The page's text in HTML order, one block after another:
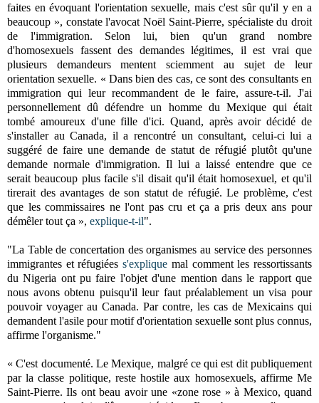
faites en évoquant l'orientation sexuelle, mais c'est sûr qu'il y en a
beaucoup », constate l'avocat Noël Saint-Pierre, spécialiste du droit
de l'immigration. Selon lui, bien qu'un grand nombre
d'homosexuels fassent des demandes légitimes, il est vrai que
plusieurs demandeurs mentent sciemment au sujet de leur
orientation sexuelle. « Dans bien des cas, ce sont des consultants en
immigration qui leur recommandent de le faire, assure-t-il. J'ai
personnellement dû défendre un homme du Mexique qui était
tombé amoureux d'une fille d'ici. Quand, après avoir décidé de
s'installer au Canada, il a rencontré un consultant, celui-ci lui a
suggéré de faire une demande de statut de réfugié plutôt qu'une
demande normale d'immigration. Il lui a laissé entendre que ce
serait beaucoup plus facile s'il disait qu'il était homosexuel, et qu'il
tirerait des avantages de son statut de réfugié. Le problème, c'est
que les commissaires ne l'ont pas cru et ça a pris deux ans pour
démêler tout ça », explique-t-il".
"La Table de concertation des organismes au service des personnes
immigrantes et réfugiéess'explique mal comment les ressortissants
du Nigeria ont pu faire l'objet d'une mention dans le rapport que
nous avons obtenu puisqu'il leur faut préalablement un visa pour
pouvoir voyager au Canada. Par contre, les cas de Mexicains qui
demandent l'asile pour motif d'orientation sexuelle sont plus connus,
affirme l'organisme."
« C'est documenté. Le Mexique, malgré ce qui est dit publiquement
par la classe politique, reste hostile aux homosexuels, affirme Me
Saint-Pierre. Ils ont beau avoir une «zone rose » à Mexico, quand